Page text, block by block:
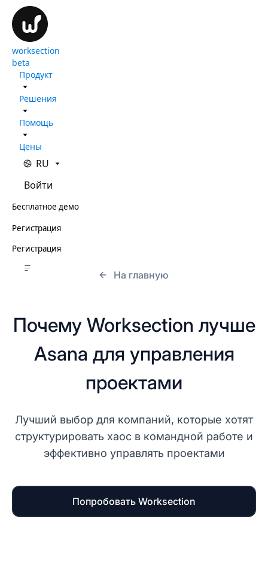
worksection
beta
Продукт
Решения
Помощь
Цены
RU
Войти
Бесплатное демо
Регистрация
Регистрация
На главную
Почему Worksection лучше
Asana для управления
проектами
Лучший выбор для компаний, которые хотят
структурировать хаос в командной работе и
эффективно управлять проектами
Попробовать Worksection